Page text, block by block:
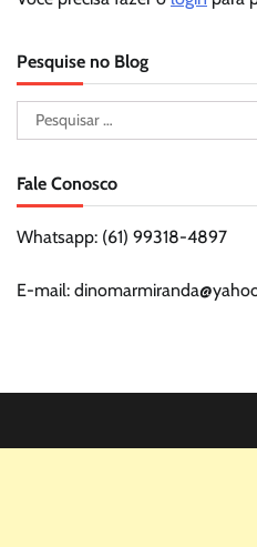
Pesquise no Blog
Pesquisar
por:
Fale Conosco
Whatsapp: (61) 99318-4897
E-mail: